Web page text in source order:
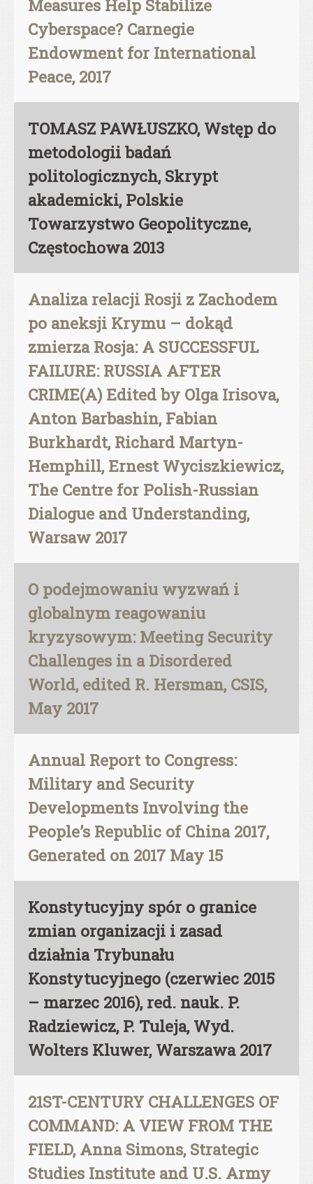
Measures Help Stabilize
Cyberspace? Carnegie
Endowment for International
Peace, 2017
TOMASZ PAWŁUSZKO, Wstęp do
metodologii badań
politologicznych, Skrypt
akademicki, Polskie
Towarzystwo Geopolityczne,
Częstochowa 2013
Analiza relacji Rosji z Zachodem
po aneksji Krymu – dokąd
zmierza Rosja: A SUCCESSFUL
FAILURE: RUSSIA AFTER
CRIME(A) Edited by Olga Irisova,
Anton Barbashin, Fabian
Burkhardt, Richard Martyn-
Hemphill, Ernest Wyciszkiewicz,
The Centre for Polish-Russian
Dialogue and Understanding,
Warsaw 2017
O podejmowaniu wyzwań i
globalnym reagowaniu
kryzysowym: Meeting Security
Challenges in a Disordered
World, edited R. Hersman, CSIS,
May 2017
Annual Report to Congress:
Military and Security
Developments Involving the
People’s Republic of China 2017,
Generated on 2017 May 15
Konstytucyjny spór o granice
zmian organizacji i zasad
działnia Trybunału
Konstytucyjnego (czerwiec 2015
– marzec 2016), red. nauk. P.
Radziewicz, P. Tuleja, Wyd.
Wolters Kluwer, Warszawa 2017
21ST-CENTURY CHALLENGES OF
COMMAND: A VIEW FROM THE
FIELD, Anna Simons, Strategic
Studies Institute and U.S. Army